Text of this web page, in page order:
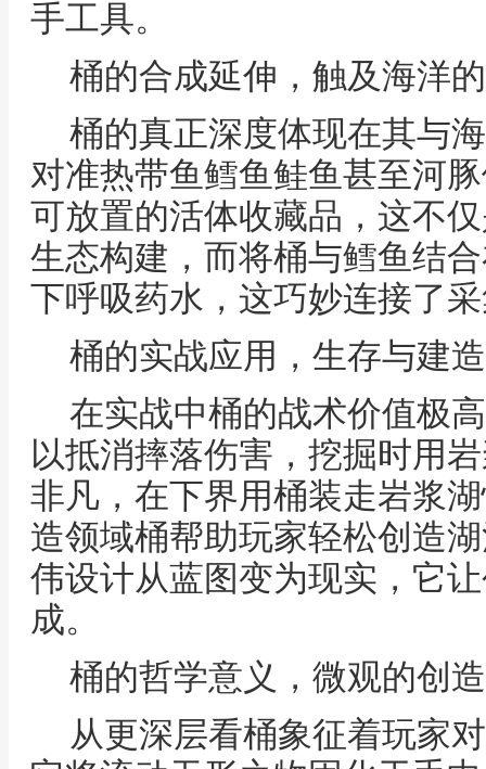
手工具。
桶的合成延伸，触及海洋
桶的真正深度体现在其与
对准热带鱼鳕鱼鲑鱼甚至河
可放置的活体收藏品，这不
生态构建，而将桶与鳕鱼结
下呼吸药水，这巧妙连接了
桶的实战应用，生存与建
在实战中桶的战术价值极
以抵消摔落伤害，挖掘时用
非凡，在下界用桶装走岩浆
造领域桶帮助玩家轻松创造
伟设计从蓝图变为现实，它
成。
桶的哲学意义，微观的创
从更深层看桶象征着玩家